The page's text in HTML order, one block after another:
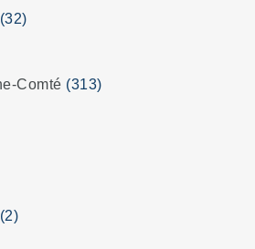
(32)
Comté (313)
(2)